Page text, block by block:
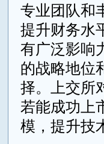
专业团队和
提升财务水
有广泛影响
的战略地位
择。上交所
若能成功上
模，提升技